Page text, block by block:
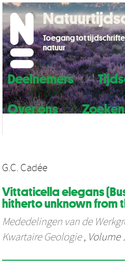
Deelnemers
Over ons
Zoeken
Toegang tot
natuur
G.C. Cadée
Vittaticella elegans
hitherto unknown from
Mededelingen van de
Kwartaire Geologie, Volume